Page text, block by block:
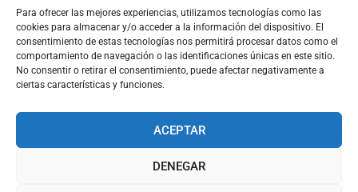
Para ofrecer las mejores experiencias, utilizamos tecnologías como las
cookies para almacenar y/o acceder a la información del dispositivo. El
consentimiento de estas tecnologías nos permitirá procesar datos como el
comportamiento de navegación o las identificaciones únicas en este sitio.
No consentir o retirar el consentimiento, puede afectar negativamente a
ciertas características y funciones.
ACEPTAR
DENEGAR
Aviso legal y condiciones generales de uso